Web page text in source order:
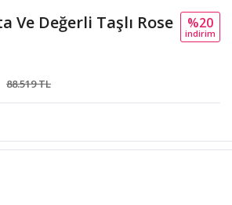
Ve Değerli Taşlı Rose
88.519 TL
%20
i̇ndi̇ri̇m